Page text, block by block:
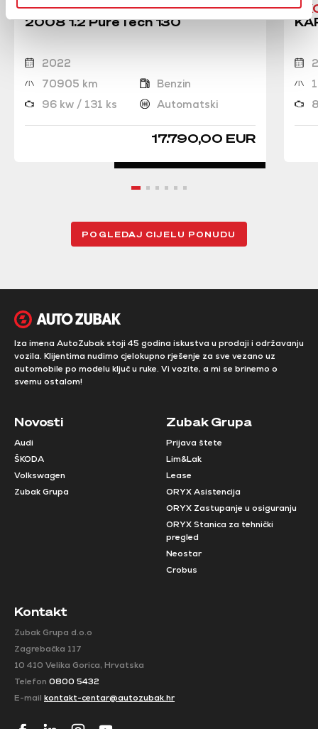
PEUGEOT
2008 1.2 PureTech 130
2022
70905 km
Benzin
96 kw / 131 ks
Automatski
17.790,00 EUR
POGLEDAJ CIJELU PONUDU
Iza imena AutoZubak stoji 45 godina iskustva u prodaji i održavanju
vozila. Klijentima nudimo cjelokupno rješenje za sve vezano uz
automobile po modelu ključ u ruke. Vi vozite, a mi se brinemo o
svemu ostalom!
Novosti
Audi
ŠKODA
Volkswagen
Zubak Grupa
Zubak Grupa
Prijava štete
Lim&Lak
Lease
ORYX Asistencija
ORYX Zastupanje u osiguranju
ORYX Stanica za tehnički
pregled
Neostar
Crobus
Kontakt
Zubak Grupa d.o.o
Zagrebačka 117
10 410 Velika Gorica, Hrvatska
Telefon 0800 5432
E-mail kontakt-centar@autozubak.hr